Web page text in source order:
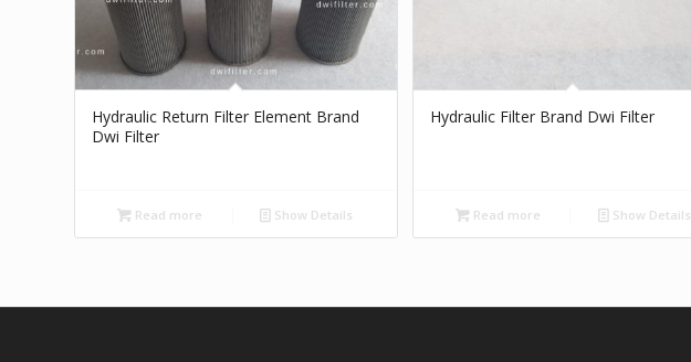
Hydraulic Return Filter Element Brand
Dwi Filter
Read more Show Details
Hydraulic Filter Brand Dwi Filter
Read more Show Details